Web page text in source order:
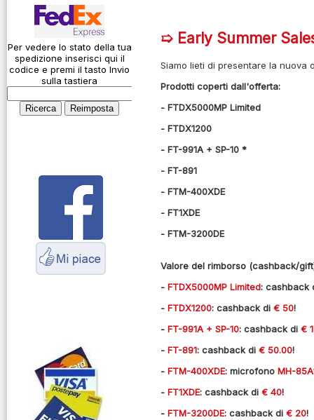
Action Cam
Alimentatori
Caricabatterie
Amplificatori
lineari
Antenne
Adattatori
Contenitori per
Dash Cam
Fototrappole
Interfoni
Inverter
Laboratorio
Come si usa un
cavo
Connessioni
microfoniche
Cosa è l' ADS-B
antenne e cavi
Servizio
Radioelettrico
Per vedere lo stato della tua
spedizione inserisci qui il
codice e premi il tasto Invio
sulla tastiera
➯ Early Summer
Siamo lieti di presentare la nuova
Prodotti coperti dall'offerta:
- FTDX5000MP Limited
- FTDX1200
- FT-991A + SP-10 *
- FT-891
- FTM-400XDE
- FT1XDE
- FTM-3200DE
Valore del rimborso (cashback/
- FTDX5000MP Limited: cashback
- FTDX1200: cashback di € 50!
- FT-991A + SP-10: cashback di €
- FT-891: cashback di € 50.00!
- FTM-400XDE: microfono MH-
- FT1XDE: cashback di € 40!
- FTM-3200DE: cashback di € 20!